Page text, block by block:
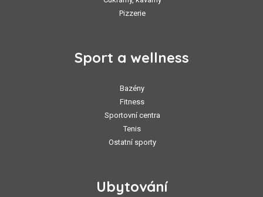
Pizzerie
Sport a wellness
Bazény
Fitness
Sportovní centra
Tenis
Ostatní sporty
Ubytování